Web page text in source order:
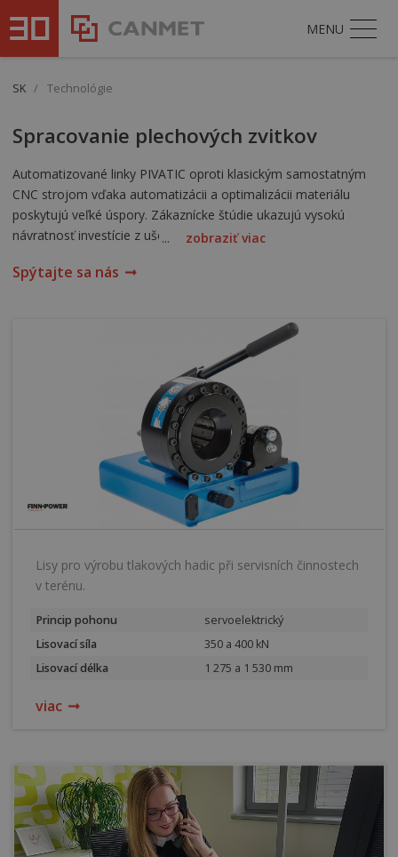
MENU
SK / Technológie
Spracovanie plechových zvitkov
Automatizované linky PIVATIC oproti klasickým samostatným
CNC strojom vďaka automatizácii a optimalizácii materiálu
poskytujú veľké úspory. Zákaznícke štúdie ukazujú vysokú
návratnosť investície z ušetrených nákladov na operátorov a
Možnosť integrácie strojov PivaPunch a PivaBend do
... zobraziť viac
Spýtajte sa nás
Lisy pro výrobu tlakových hadic při servisních činnostech
v terénu.
Princip pohonu
servoelektrický
Lisovací síla
350 a 400 kN
Lisovací délka
1 275 a 1 530 mm
viac